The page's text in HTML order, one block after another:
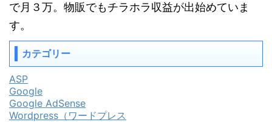
で月３万。物販でもチラホラ収益が出始めていま
す。
カテゴリー
ASP
Google
Google AdSense
Wordpress（ワードプレス